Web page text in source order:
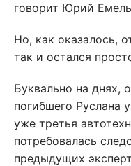
говорит Юрий
Но, как оказалось,
так и остался
Буквально на днях,
погибшего Руслана
уже третья
потребовалась
предыдущих